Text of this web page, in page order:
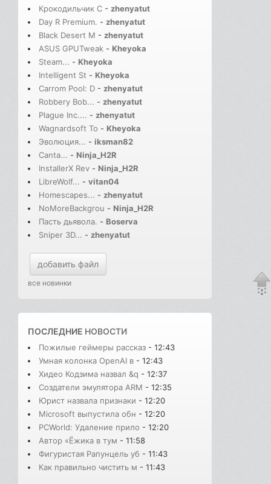
Крокодильчик С - zhenyatut
Day R Premium. - zhenyatut
Black Desert M - zhenyatut
ASUS GPUTweak - Kheyoka
Steam... - Kheyoka
Intelligent St - Kheyoka
Carrom Pool: D - zhenyatut
Robbery Bob... - zhenyatut
Plague Inc.... - zhenyatut
Wagnardsoft To - Kheyoka
Эволюция... - iksman82
Canta... - Ninja_H2R
InstallerX Rev - Ninja_H2R
LibreWolf... - vitan04
Homescapes... - zhenyatut
NoMoreBackgrou - Ninja_H2R
Пасть дьявола. - Boserva
Sniper 3D... - zhenyatut
добавить файл
все новинки
ПОСЛЕДНИЕ НОВОСТИ
Пожилые геймеры рассказ - 12:43
Умная колонка OpenAI в - 12:43
Хидео Кодзима назвал &q - 12:37
Создатели эмулятора ARM - 12:35
Юрист назвала признаки - 12:20
Microsoft выпустила обн - 12:20
PCWorld: Удаление прило - 12:20
Автор «Ёжика в тум - 11:58
Фигуристая Рапунцель уб - 11:43
Как правильно чистить м - 11:43